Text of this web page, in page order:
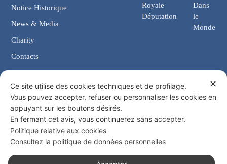
Royale
Députation
Dans
le
Monde
Notice Historique
News & Media
Charity
Contacts
Contacts
Chancellerie: Via Giosuè Carducci, 4 00187 Rome (IT)
eMail: cancelleria@ordine-costantiniano.it
Tél. +39 06 47.41.190 +39 06 48.19.401
Social
✕
Ce site utilise des cookies techniques et de profilage.
Vous pouvez accepter, refuser ou personnaliser les cookies en
appuyant sur les boutons désirés.
En fermant cet avis, vous continuerez sans accepter.
Politique relative aux cookies
Consultez la politique de données personnelles